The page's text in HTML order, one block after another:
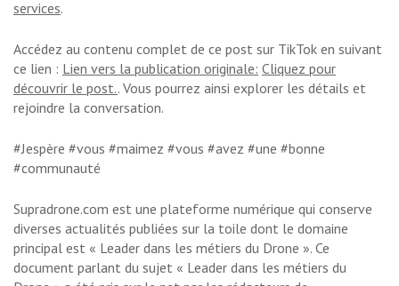
services.
Accédez au contenu complet de ce post sur TikTok en suivant
ce lien : Lien vers la publication originale: Cliquez pour
découvrir le post.. Vous pourrez ainsi explorer les détails et
rejoindre la conversation.
#Jespère #vous #maimez #vous #avez #une #bonne
#communauté
Supradrone.com est une plateforme numérique qui conserve
diverses actualités publiées sur la toile dont le domaine
principal est « Leader dans les métiers du Drone ». Ce
document parlant du sujet « Leader dans les métiers du